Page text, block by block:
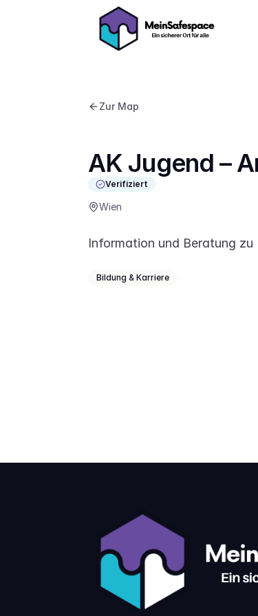
Zur Map
AK Jugend –
Verifiziert
Wien
Information und Beratung zu
Bildung & Karriere